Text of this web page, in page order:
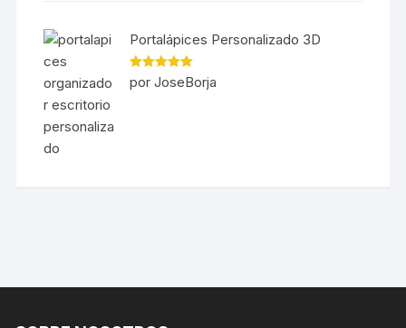
Portalápices Personalizado 3D
Valorado en
5 de 5
por JoseBorja